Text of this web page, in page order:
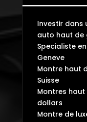
Investir dans
auto haut de
Specialiste
Geneve
Montre haut
Suisse
Montres haut
dollars
Montre de